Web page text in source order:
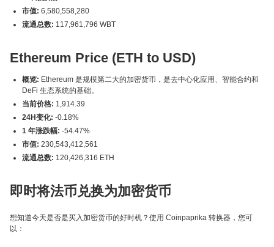
市值: 6,580,558,280
流通总数: 117,961,796 WBT
Ethereum Price (ETH to USD)
概览: Ethereum 是规模第二大的加密货币，是去中心化应用、智能合约和
DeFi 生态系统的基础。
当前价格: 1,914.39
24H变化: -0.18%
1 年涨跌幅: -54.47%
市值: 230,543,412,561
流通总数: 120,426,316 ETH
即时将法币兑换为加密货币
想知道今天是否是买入加密货币的好时机？使用 Coinpaprika 转换器，您可
以：